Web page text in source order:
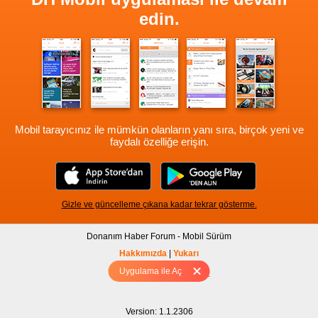
Uygulama ile Aç
edin.
Mobil tarayıcınız ile mümkün olanların yanı sıra, birçok yeni ve
faydalı özelliğe erişin.
Gizle ve güncelleme çıkana kadar tekrar gösterme.
Donanım Haber Forum - Mobil Sürüm
Hakkımızda | Yukarı
Tam sürüm için Tıklayınız
Version: 1.1.2306